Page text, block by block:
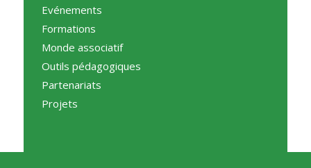
Evénements
Formations
Monde associatif
Outils pédagogiques
Partenariats
Projets